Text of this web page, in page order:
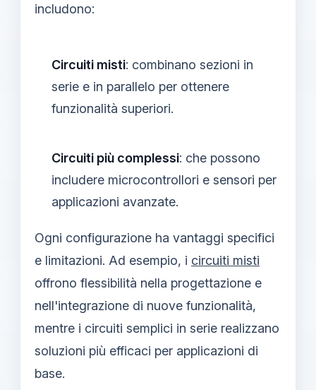
includono:
Circuiti misti: combinano sezioni in
serie e in parallelo per ottenere
funzionalità superiori.
Circuiti più complessi: che possono
includere microcontrollori e sensori per
applicazioni avanzate.
Ogni configurazione ha vantaggi specifici
e limitazioni. Ad esempio, i circuiti misti
offrono flessibilità nella progettazione e
nell'integrazione di nuove funzionalità,
mentre i circuiti semplici in serie realizzano
soluzioni più efficaci per applicazioni di
base.